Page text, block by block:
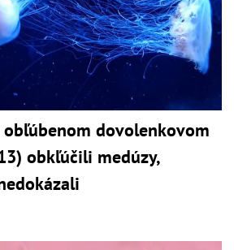
dovolenkovom
obkľúčili medúzy,